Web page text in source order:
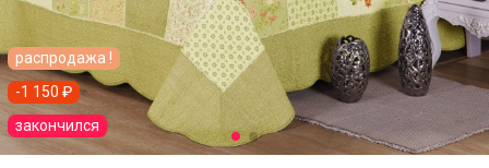
распродажа !
-1 150 ₽
закончился